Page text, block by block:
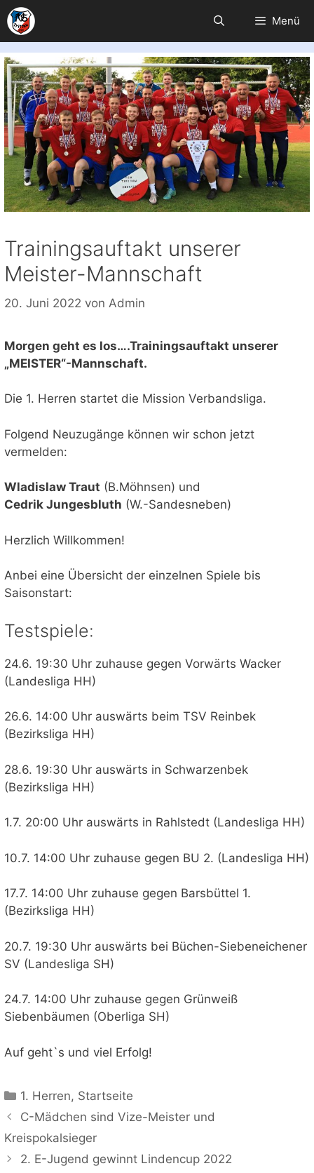
Zum
Inhalt
springen
Menü
Trainingsauftakt unserer
Meister-Mannschaft
20. Juni 2022 von Admin
Morgen geht es los….Trainingsauftakt unserer
„MEISTER“-Mannschaft.
Die 1. Herren startet die Mission Verbandsliga.
Folgend Neuzugänge können wir schon jetzt
vermelden:
Wladislaw Traut (B.Möhnsen) und
Cedrik Jungesbluth (W.-Sandesneben)
Herzlich Willkommen!
Anbei eine Übersicht der einzelnen Spiele bis
Saisonstart:
Testspiele:
24.6. 19:30 Uhr zuhause gegen Vorwärts Wacker
(Landesliga HH)
26.6. 14:00 Uhr auswärts beim TSV Reinbek
(Bezirksliga HH)
28.6. 19:30 Uhr auswärts in Schwarzenbek
(Bezirksliga HH)
1.7. 20:00 Uhr auswärts in Rahlstedt (Landesliga HH)
10.7. 14:00 Uhr zuhause gegen BU 2. (Landesliga HH)
17.7. 14:00 Uhr zuhause gegen Barsbüttel 1.
(Bezirksliga HH)
20.7. 19:30 Uhr auswärts bei Büchen-Siebeneichener
SV (Landesliga SH)
24.7. 14:00 Uhr zuhause gegen Grünweiß
Siebenbäumen (Oberliga SH)
Auf geht`s und viel Erfolg!
Kategorien
1. Herren, Startseite
C-Mädchen sind Vize-Meister und
Kreispokalsieger
2. E-Jugend gewinnt Lindencup 2022